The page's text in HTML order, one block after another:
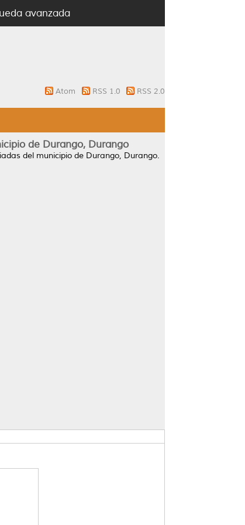
avanzada
Atom RSS 1.0 RSS 2.0
de Durango, Durango
del municipio de Durango, Durango.